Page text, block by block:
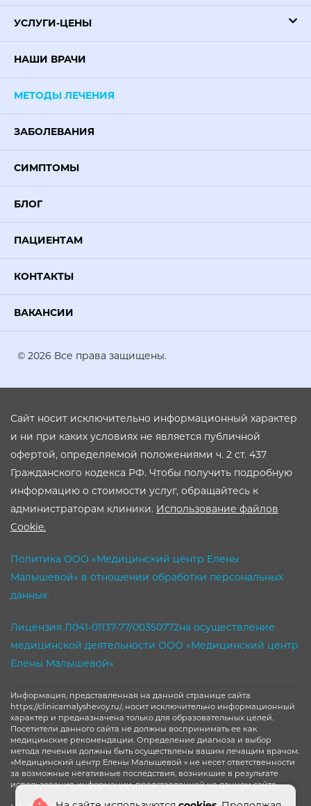
УСЛУГИ-ЦЕНЫ
НАШИ ВРАЧИ
МЕТОДЫ ЛЕЧЕНИЯ
ЗАБОЛЕВАНИЯ
СИМПТОМЫ
БЛОГ
ПАЦИЕНТАМ
КОНТАКТЫ
ВАКАНСИИ
© 2026 Все права защищены.
Сайт носит исключительно информационный характер
и ни при каких условиях не является публичной
офертой, определяемой положениями ч. 2 ст. 437
Гражданского кодекса РФ. Чтобы получить подробную
информацию о стоимости услуг, обращайтесь к
администраторам клиники. Использование файлов
Cookie.
Политика ООО «Медицинский центр Елены
Малышевой» в отношении обработки персональных
данных.
Лицензия Л041-01137-77/00350772на осуществление
медицинской деятельности ООО «Медицинский центр
Елены Малышевой»
Информация, представленная на данной странице сайта
https://clinicamalyshevoy.ru/, носит исключительно информационный
характер и предназначена только для образовательных целей.
Посетители данного сайта не должны воспринимать ее как
медицинские рекомендации. Определение диагноза и выбор
метода лечения должны быть осуществлены вашим лечащим врачом.
«Медицинский центр Елены Малышевой » не несет ответственности
за возможные негативные последствия, возникшие в результате
использования информации, представленной на данном сайте.